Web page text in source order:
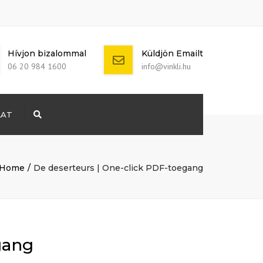
+ 386 40 111
Hívjon bizalommal
06 20 984 1600
Küldjön Emailt
info@vinkli.hu
Home De deserteurs | One-click PDF-toegang